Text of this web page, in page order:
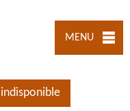
MENU
indisponible